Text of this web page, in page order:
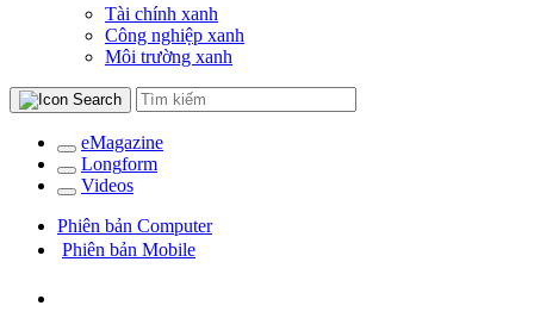
Tài chính xanh
Công nghiệp xanh
Môi trường xanh
eMagazine
Longform
Videos
Phiên bản Computer
Phiên bản Mobile